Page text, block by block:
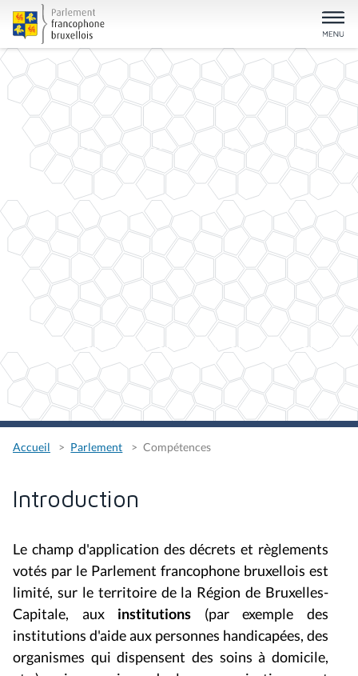
Accueil Parlement Compétences
Introduction
Le champ d'application des décrets et règlements
votés par le Parlement francophone bruxellois est
limité, sur le territoire de la Région de Bruxelles-
Capitale, aux institutions (par exemple des
institutions d'aide aux personnes handicapées, des
organismes qui dispensent des soins à domicile,